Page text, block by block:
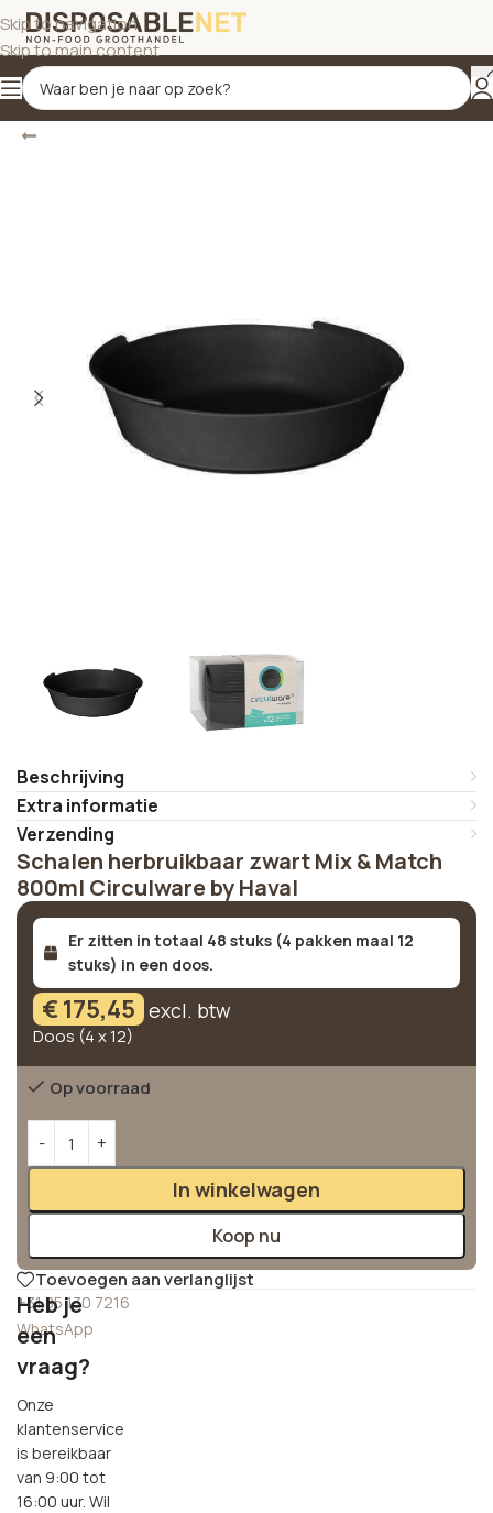
Skip to navigation
Skip to main content
Terug Home/Kunststof verpakkingen
Beschrijving
Extra informatie
Verzending
Schalen herbruikbaar zwart Mix & Match
800ml Circulware by Haval
Er zitten in totaal 48 stuks (4 pakken maal 12
stuks) in een doos.
€175,45 excl. btw
Doos (4 x 12)
Op voorraad
In winkelwagen
Koop nu
Toevoegen aan verlanglijst
+31 85 130 7216
WhatsApp
Heb je
een
vraag?
Onze
klantenservice
is bereikbaar
van 9:00 tot
16:00 uur. Wil